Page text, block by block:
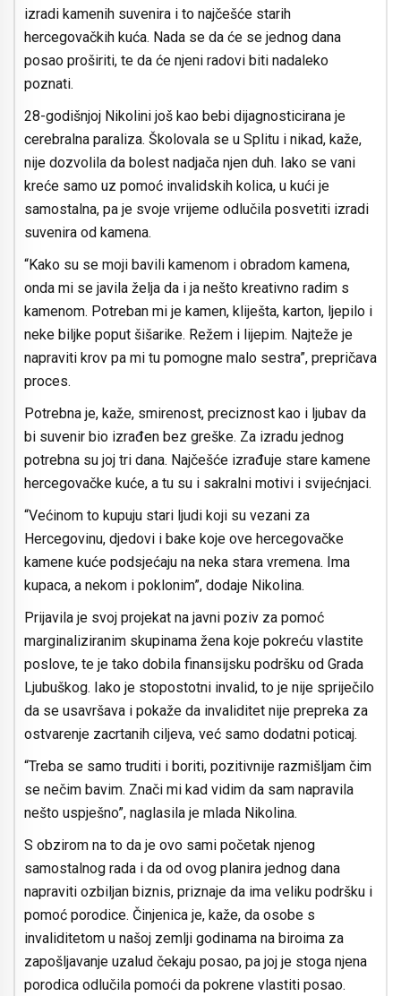
izradi kamenih suvenira i to najčešće starih
hercegovačkih kuća. Nada se da će se jednog dana
posao proširiti, te da će njeni radovi biti nadaleko
poznati.
28-godišnjoj Nikolini još kao bebi dijagnosticirana je
cerebralna paraliza. Školovala se u Splitu i nikad, kaže,
nije dozvolila da bolest nadjača njen duh. Iako se vani
kreće samo uz pomoć invalidskih kolica, u kući je
samostalna, pa je svoje vrijeme odlučila posvetiti izradi
suvenira od kamena.
“Kako su se moji bavili kamenom i obradom kamena,
onda mi se javila želja da i ja nešto kreativno radim s
kamenom. Potreban mi je kamen, kliješta, karton, ljepilo i
neke biljke poput šišarike. Režem i lijepim. Najteže je
napraviti krov pa mi tu pomogne malo sestra”, prepričava
proces.
Potrebna je, kaže, smirenost, preciznost kao i ljubav da
bi suvenir bio izrađen bez greške. Za izradu jednog
potrebna su joj tri dana. Najčešće izrađuje stare kamene
hercegovačke kuće, a tu su i sakralni motivi i svijećnjaci.
“Većinom to kupuju stari ljudi koji su vezani za
Hercegovinu, djedovi i bake koje ove hercegovačke
kamene kuće podsjećaju na neka stara vremena. Ima
kupaca, a nekom i poklonim”, dodaje Nikolina.
Prijavila je svoj projekat na javni poziv za pomoć
marginaliziranim skupinama žena koje pokreću vlastite
poslove, te je tako dobila finansijsku podršku od Grada
Ljubuškog. Iako je stopostotni invalid, to je nije spriječilo
da se usavršava i pokaže da invaliditet nije prepreka za
ostvarenje zacrtanih ciljeva, već samo dodatni poticaj.
“Treba se samo truditi i boriti, pozitivnije razmišljam čim
se nečim bavim. Znači mi kad vidim da sam napravila
nešto uspješno”, naglasila je mlada Nikolina.
S obzirom na to da je ovo sami početak njenog
samostalnog rada i da od ovog planira jednog dana
napraviti ozbiljan biznis, priznaje da ima veliku podršku i
pomoć porodice. Činjenica je, kaže, da osobe s
invaliditetom u našoj zemlji godinama na biroima za
zapošljavanje uzalud čekaju posao, pa joj je stoga njena
porodica odlučila pomoći da pokrene vlastiti posao.